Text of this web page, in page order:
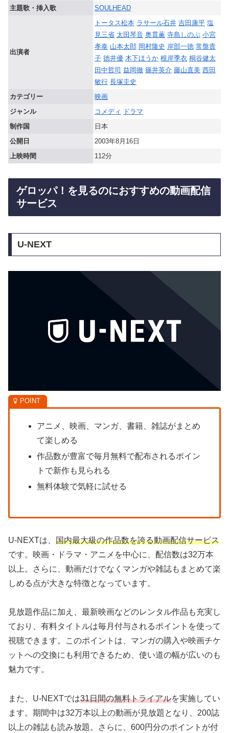
主題歌・挿入歌
SOULHEAD
出演者
トータス松本 ラサール石井 吉田康平 塩
見三省 太田琴音 奥貫薫 寺島しのぶ 小宮
孝泰 山本太郎 岡村隆史 岸部一徳 常盤貴
子 徳井優 木下ほうか 根岸季衣 桐谷健太
田中哲司 益岡徹 篠井英介 藤山直美 西田
敏行 長塚圭史
カテゴリー
映画
ジャンル
コメディ
ドラマ
制作国
日本
公開日
2003年8月16日
上映時間
112分
ゲロッパ！を見るのにおすすめの動画配信
サービス
U-NEXT
アニメ、映画、マンガ、書籍、雑誌がまとめ
て楽しめる
作品数が豊富で毎月無料で配布されるポイン
トで新作も見られる
無料体験で気軽に試せる
U-NEXTは、 国内最大級の作品数を誇る動画配信サービス
です。映画・ドラマ・アニメを中心に、配信数は32万本
以上。さらに、動画だけでなくマンガや雑誌もまとめて楽
しめる点が大きな特徴となっています。
見放題作品に加え、最新映画などのレンタル作品も充実し
ており、有料タイトルは毎月付与されるポイントを使って
視聴できます。このポイントは、マンガの購入や映画チケ
ットへの交換にも利用できるため、使い道の幅が広いのも
魅力です。
また、U-NEXTでは31日間の無料トライアルを実施してい
ます。期間中は32万本以上の動画が見放題となり、200誌
以上の雑誌も読み放題。さらに、600円分のポイントが付